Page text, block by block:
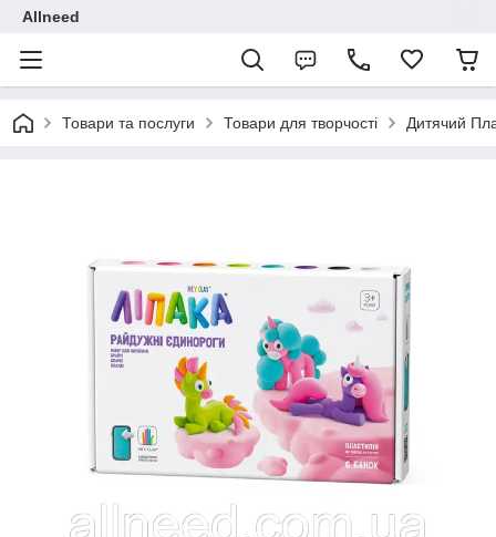
Allneed
Товари та послуги Товари для творчості Дитячий